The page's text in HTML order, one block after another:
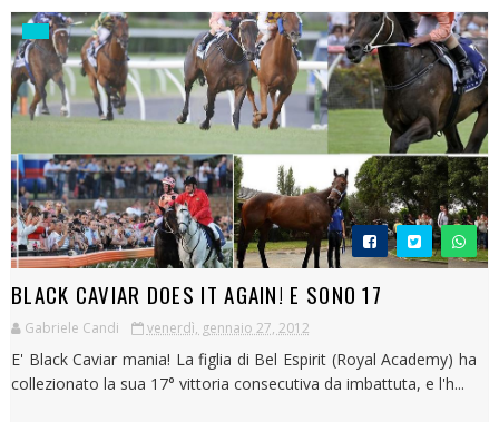
BLACK CAVIAR DOES IT AGAIN! E SONO 17
Gabriele Candi venerdì, gennaio 27, 2012
E' Black Caviar mania! La figlia di Bel Espirit (Royal Academy) ha
collezionato la sua 17° vittoria consecutiva da imbattuta, e l'h...